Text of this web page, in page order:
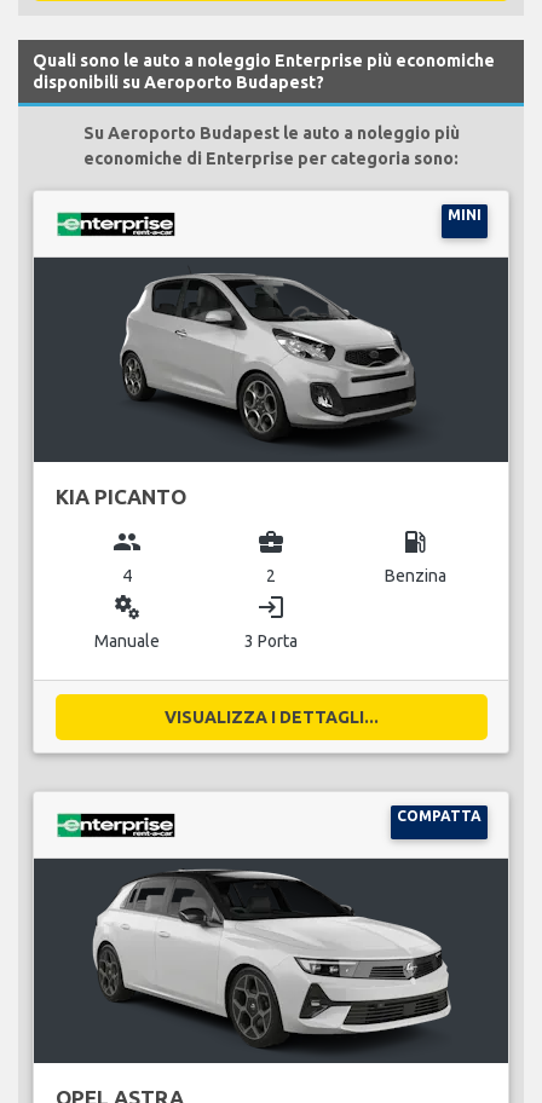
Quali sono le auto a noleggio Enterprise più economiche
disponibili su Aeroporto Budapest?
Su Aeroporto Budapest le auto a noleggio più
economiche di Enterprise per categoria sono:
MINI
KIA PICANTO
group
4
business_center
2
local_gas_station
Benzina
miscellaneous_services
Manuale
login
3 Porta
VISUALIZZA I DETTAGLI...
COMPATTA
OPEL ASTRA